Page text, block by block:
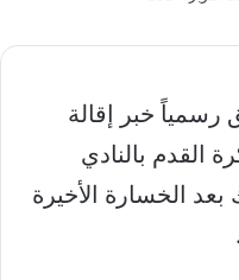
رسمياً خبر إقالة
القدم بالنادي
بعد الخسارة الأخيرة